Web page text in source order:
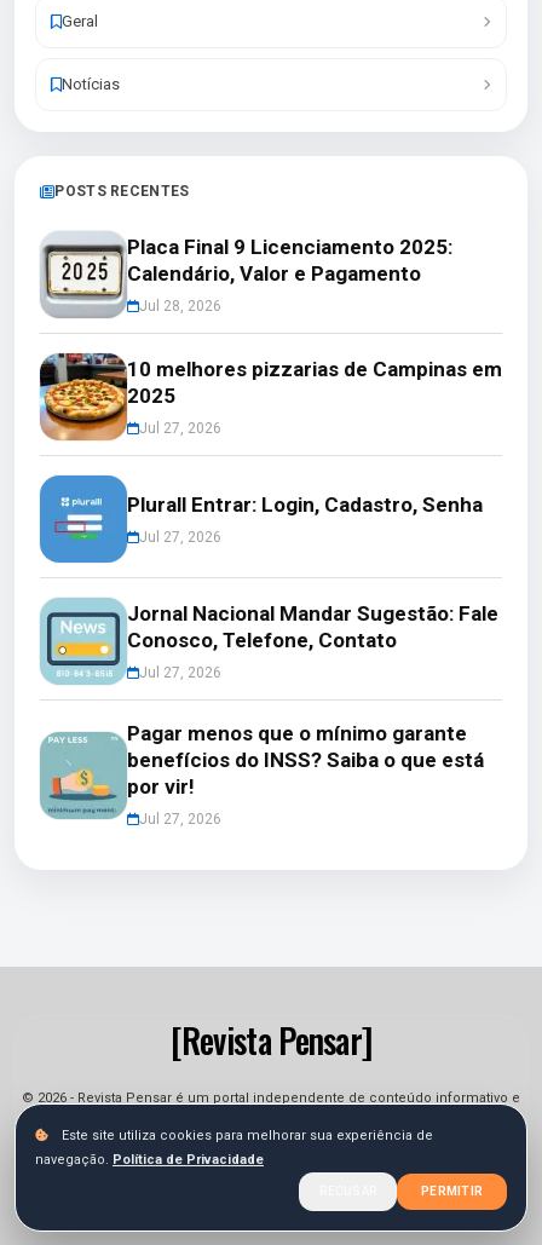
Geral
Notícias
POSTS RECENTES
Placa Final 9 Licenciamento 2025:
Calendário, Valor e Pagamento
Jul 28, 2026
10 melhores pizzarias de Campinas em
2025
Jul 27, 2026
Plurall Entrar: Login, Cadastro, Senha
Jul 27, 2026
Jornal Nacional Mandar Sugestão: Fale
Conosco, Telefone, Contato
Jul 27, 2026
Pagar menos que o mínimo garante
benefícios do INSS? Saiba o que está
por vir!
Jul 27, 2026
[Revista Pensar]
© 2026 - Revista Pensar é um portal independente de conteúdo informativo e
jornalístico. As informações podem sofrer alterações.
Privacidade
Este site utiliza cookies para melhorar sua experiência de
navegação. Política de Privacidade
PERMITIR